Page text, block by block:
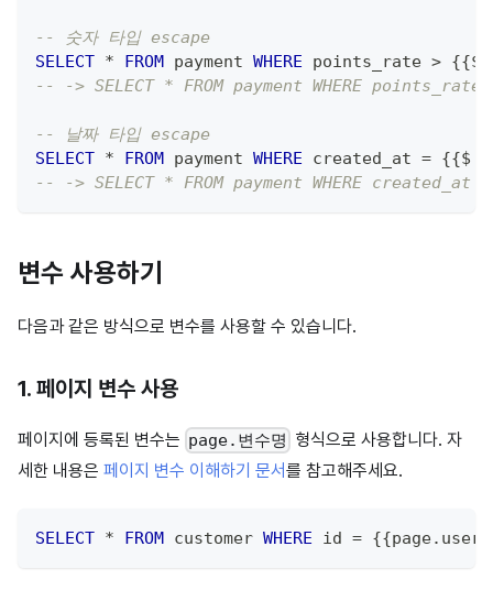
-- 숫자 타입 escape
SELECT * FROM payment WHERE points_rate > {{$
-- -> SELECT * FROM payment WHERE points_rate
-- 날짜 타입 escape
SELECT * FROM payment WHERE created_at = {{$
-- -> SELECT * FROM payment WHERE
변수 사용하기
다음과 같은 방식으로 변수를 사용할 수 있습니다.
1. 페이지 변수 사용
페이지에 등록된 변수는 page.변수명 형식으로 사용합니다. 자
세한 내용은 페이지 변수 이해하기 문서를 참고해주세요.
SELECT * FROM customer WHERE id = {{page.